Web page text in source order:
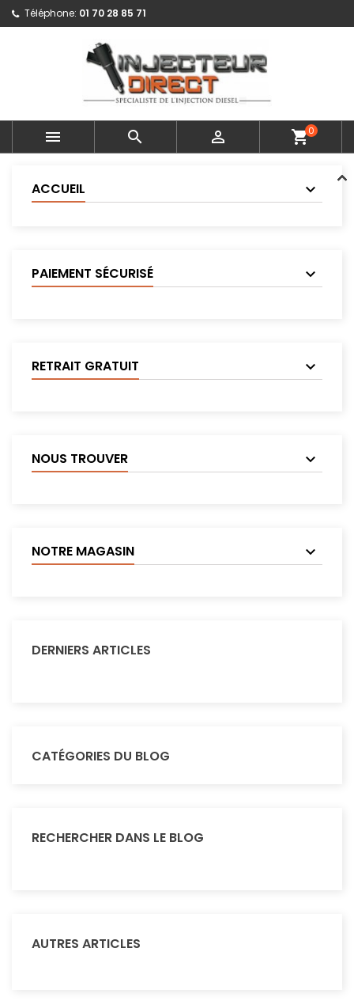
Téléphone: 01 70 28 85 71
   shopping_cart0
ACCUEIL
PAIEMENT SÉCURISÉ
RETRAIT GRATUIT
NOUS TROUVER
NOTRE MAGASIN
DERNIERS ARTICLES
CATÉGORIES DU BLOG
RECHERCHER DANS LE BLOG
AUTRES ARTICLES